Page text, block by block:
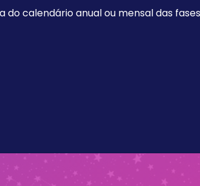
calendário anual ou mensal das